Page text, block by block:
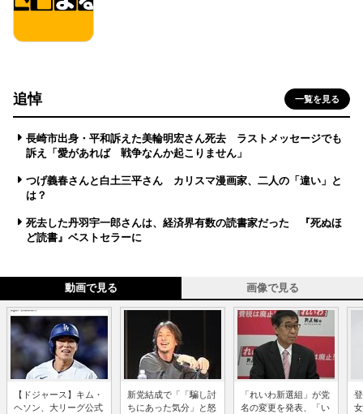
追悼 一覧を見る
長崎市出身・平和訴えた美輪明宏さん死去 ラストメッセージでも
訴え「愛があれば 戦争なんか起こりません」
つげ義春さんと白土三平さん カリスマ漫画家、二人の「違い」と
は？
死去した丹羽宇一郎さんは、経済界有数の読書家だった 『死ぬほ
ど読書』ベストセラーに
動画で見る 画像で見る
【ドジャース】キム・
ヘソン、大リーグ公式
新党結成で「「騙し討
ちにあった気分」と怒
「れいわ新選組」が党
名の変更を発表、「い